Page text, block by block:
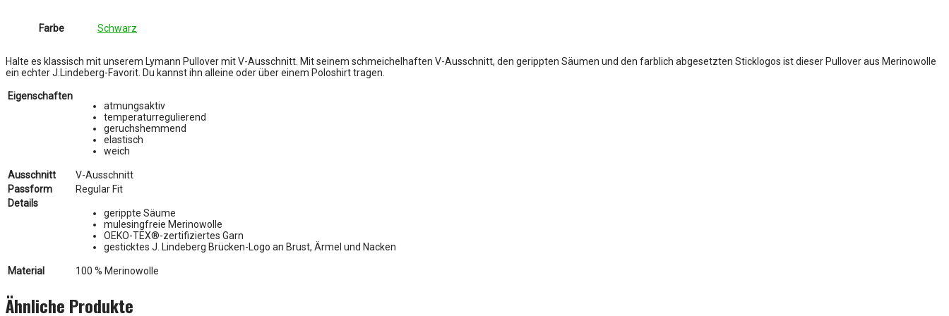
Farbe Schwarz
Halte es klassisch mit unserem Lymann Pullover mit V-Ausschnitt. Mit seinem schmeichelhaften V-Ausschnitt, den gerippten Säumen und den farblich abgesetzten Sticklogos ist dieser Pullover aus Merinowolle
ein echter J.Lindeberg-Favorit. Du kannst ihn alleine oder über einem Poloshirt tragen.
Eigenschaften
atmungsaktiv
temperaturregulierend
geruchshemmend
elastisch
weich
Ausschnitt
V-Ausschnitt
Passform
Regular Fit
Details
gerippte Säume
mulesingfreie Merinowolle
OEKO-TEX®-zertifiziertes Garn
gesticktes J. Lindeberg Brücken-Logo an Brust, Ärmel und Nacken
Material 100 % Merinowolle
Ähnliche Produkte